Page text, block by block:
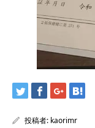
投稿者: kaorimr